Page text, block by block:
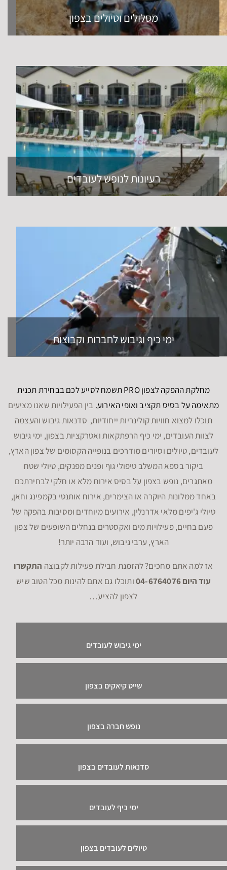
מסלולים וטיולים בצפון
רעיונות לנופש לעובדים
ימי כיף וגיבוש לחברות וקבוצות
מחלקת ההפקה לצפון PRO תשמח לסייע לכם בבחירת תכנית
מתאימה על בסיס תקציב ואופי האירוע. בין הפעילויות שאנו מציעים
תוכלו למצוא חוויות קולינריות ייחודיות, סדנאות גיבוש והעצמה
לצוות העובדים, ימי כיף הרפתקאות ואטרקציות בצפון, ימי גיבוש
לעובדים, טיולים וסיורים מודרכים בנופייה הקסומים של צפון הארץ,
ביקור בספא המשלב טיפולי גוף ופנים מפנקים, טיולי שטח
מאתגרים, נופש בצפון על בסיס אירוח מלא או חלקי לבחירתכם
באחד ממלונות היוקרה או הצימרים, אירוח אותנטי בקמפינג וחאן,
טיולי ג'יפים מלאי אדרנלין, אירועים מיוחדים ומסיבות בהפקה של
פעם בחיים, פעילויות מים ואקסטרים בנחלים השופעים של צפון
הארץ, ערבי גיבוש, ועוד הרבה יותר!
אז למה אתם מחכים? להזמנת חבילת פעילות לקבוצה התקשרו
עוד היום 04-6764076
ותוכלו גם אתם להינות מכל הטוב שיש
לצפון להציע…
ימי גיבוש לעובדים
שייט קיאקים בצפון
נופש חברה בצפון
סדנאות לעובדים בצפון
ימי כיף לעובדים
טיולים לעובדים בצפון